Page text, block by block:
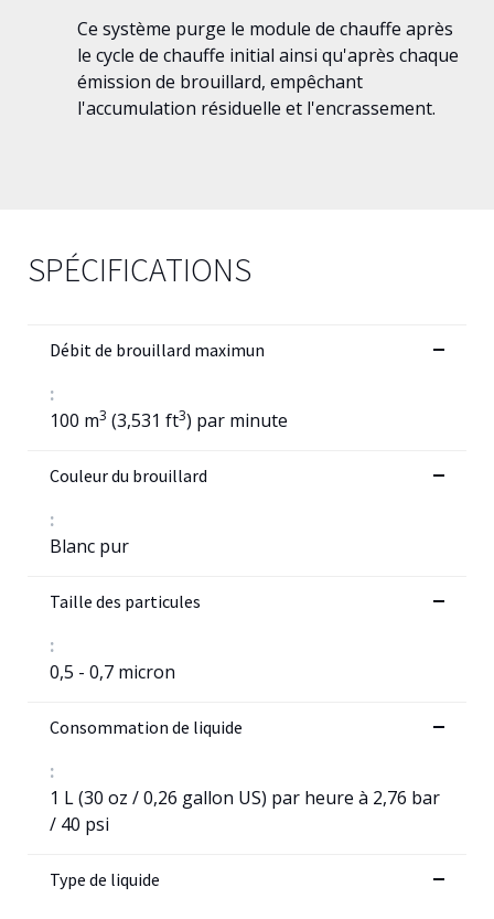
Ce système purge le module de chauffe après
le cycle de chauffe initial ainsi qu'après chaque
émission de brouillard, empêchant
l'accumulation résiduelle et l'encrassement.
SPÉCIFICATIONS
Débit de brouillard maximun
:
100 m3 (3,531 ft3) par minute
Couleur du brouillard
:
Blanc pur
Taille des particules
:
0,5 - 0,7 micron
Consommation de liquide
:
1 L (30 oz / 0,26 gallon US) par heure à 2,76 bar
/ 40 psi
Type de liquide